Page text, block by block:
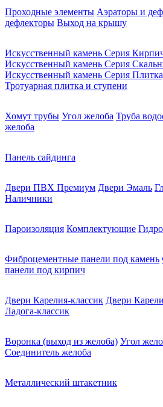
Проходные элементы Аэраторы и
дефлекторы Выход на крышу
Искусственный камень Серия
Искусственный камень Серия
Искусственный камень Серия
Тротуарная плитка и ступени
Хомут трубы Угол желоба Труба
желоба
Панель сайдинга
Двери ПВХ Премиум Двери Эмаль
Наличники
Пароизоляция Комплектующие
Фиброцементные панели под камень
панели под кирпич
Двери Карелия-классик Двери
Ладога-классик
Воронка (выход из желоба) Угол
Соединитель желоба
Металлический штакетник